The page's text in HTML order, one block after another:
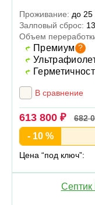
Проживание: до 25
Залповый сброс:
Объем
Премиум ?
В сравнение
613 800 ₽ 682
- 10 %
Цена “под ключ”: